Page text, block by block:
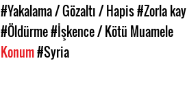
#Yakalama / Gözaltı / Hapis#Zorla
#Öldürme#İşkence / Kötü Muamele
Konum#Syria